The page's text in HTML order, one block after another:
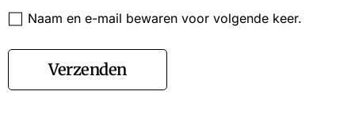
Naam en e-mail bewaren voor volgende keer.
Verzenden